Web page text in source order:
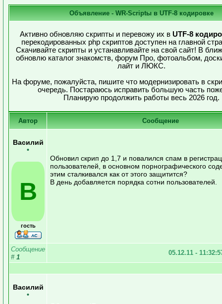
Объявление - WR-Scriptы в UTF-8 кодировке
Активно обновляю скрипты и перевожу их в UTF-8
перекодированных php скриптов доступен на главной
Скачивайте скрипты и устанавливайте на свой сайт! В
обновлю каталог знакомств, форум Про, фотоальбом,
лайт и ЛЮКС.
На форуме, пожалуйста, пишите что модернизировать в
очередь. Постараюсь исправить большую часть
Планирую продолжить работы весь 2026 год.
Автор Сообщение
Василий
•
В
гость
Обновил скрип до 1,7 и повалился спам в
пользователей, в основном порнографического
этим сталкивался как от этого защитится?
В день добавляется порядка сотни пользователей.
Сообщение
# 1
05.12.11 -
Василий
•